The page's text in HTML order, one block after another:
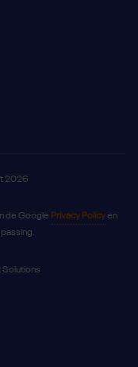
op Youtube
Sporten op
2026
de Google Privacy Policyen
Solutions